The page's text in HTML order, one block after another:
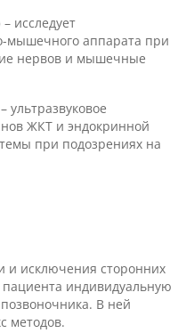
– исследует
мышечного аппарата при
нервов и мышечные
– ультразвуковое
ЖКТ и эндокринной
при подозрениях на
и исключения сторонних
индивидуальную
В ней
методов.